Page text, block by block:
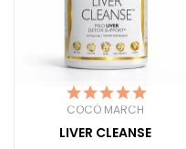
COCÓ MARCH
LIVER CLEANSE